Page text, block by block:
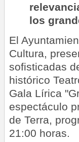
los
El
Cultura,
sofisticadas
histórico
Gala Lírica
espectáculo
de Terra,
21:00 horas.